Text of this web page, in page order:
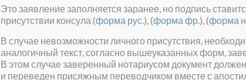
Это заявление заполняется заранее, но подпись
присутствии консула (форма рус.), (форма фр.), (форма
В случае невозможности личного присутствия,
аналогичный текст, согласно вышеуказанных форм,
В этом случае заверенный нотариусом документ
и переведен присяжным переводчиком вместе с